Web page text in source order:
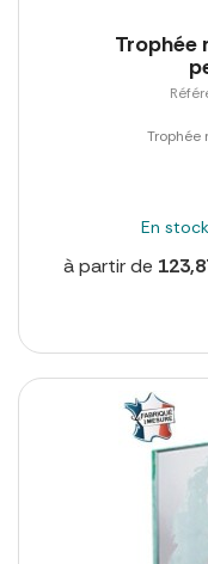
Trophée
Trophée
En
à partir de